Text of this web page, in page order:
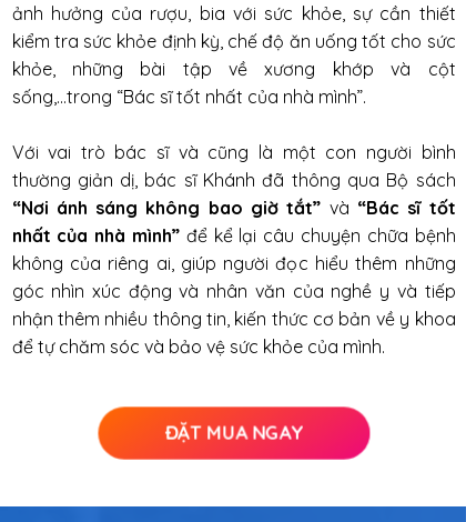
ĐẶT MUA NGAY
ảnh hưởng của rượu, bia với sức khỏe, sự cần thiết
kiểm tra sức khỏe định kỳ, chế độ ăn uống tốt cho sức
khỏe, những bài tập về xương khớp và cột
sống,...trong “Bác sĩ tốt nhất của nhà mình”.
Với vai trò bác sĩ và cũng là một con người bình
thường giản dị, bác sĩ Khánh đã thông qua Bộ sách
“Nơi ánh sáng không bao giờ tắt” và “Bác sĩ tốt
nhất của nhà mình”để kể lại câu chuyện chữa bệnh
không của riêng ai, giúp người đọc hiểu thêm những
góc nhìn xúc động và nhân văn của nghề y và tiếp
nhận thêm nhiều thông tin, kiến thức cơ bản về y khoa
để tự chăm sóc và bảo vệ sức khỏe của mình.